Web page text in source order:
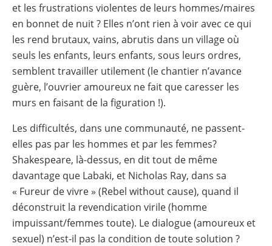
et les frustrations violentes de leurs hommes/maires
en bonnet de nuit ? Elles n’ont rien à voir avec ce qui
les rend brutaux, vains, abrutis dans un village où
seuls les enfants, leurs enfants, sous leurs ordres,
semblent travailler utilement (le chantier n’avance
guère, l’ouvrier amoureux ne fait que caresser les
murs en faisant de la figuration !).
Les difficultés, dans une communauté, ne passent-
elles pas par les hommes et par les femmes?
Shakespeare, là-dessus, en dit tout de même
davantage que Labaki, et Nicholas Ray, dans sa
« Fureur de vivre » (Rebel without cause), quand il
déconstruit la revendication virile (homme
impuissant/femmes toute). Le dialogue (amoureux et
sexuel) n’est-il pas la condition de toute solution ?